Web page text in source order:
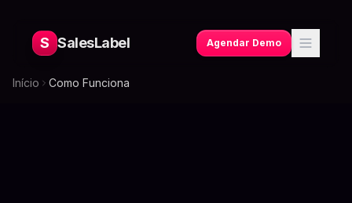
S SalesLabel Agendar Demo
Início Como Funciona